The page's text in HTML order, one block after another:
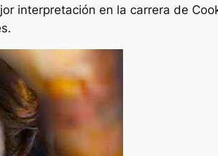
interpretación en la carrera de